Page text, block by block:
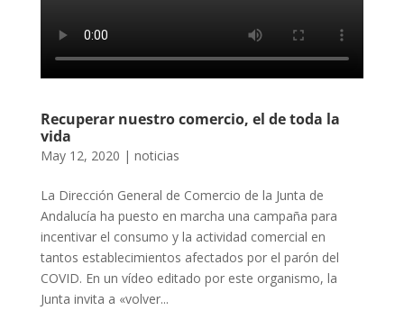
Recuperar nuestro comercio, el de toda la
vida
May 12, 2020 | noticias
La Dirección General de Comercio de la Junta de
Andalucía ha puesto en marcha una campaña para
incentivar el consumo y la actividad comercial en
tantos establecimientos afectados por el parón del
COVID. En un vídeo editado por este organismo, la
Junta invita a «volver...